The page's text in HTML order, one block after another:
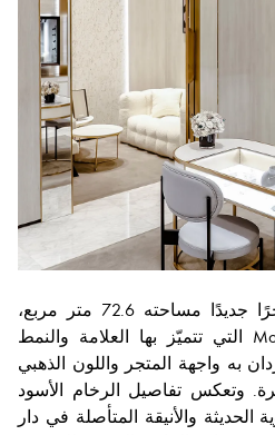
صمّمت فاليري ميسيكا متجرًا جديدًا مساحته 72.6 متر مربع،
يتضمن سمات مجموعة Move التي تتميّز بها العلامة والنمط
به واجهة المتجر واللون الذهبي
وتعكس تفاصيل الرخام الأسود
الحديثة والأنيقة المتأصلة في دار